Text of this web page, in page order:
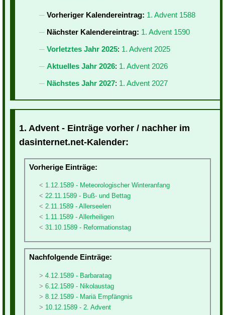
Vorheriger Kalendereintrag: 1. Advent 1588
Nächster Kalendereintrag: 1. Advent 1590
Vorletztes Jahr 2025: 1. Advent 2025
Aktuelles Jahr 2026: 1. Advent 2026
Nächstes Jahr 2027: 1. Advent 2027
1. Advent - Einträge vorher / nachher im
dasinternet.net-Kalender:
Vorherige Einträge:
1.12.1589 - Meteorologischer Winteranfang
22.11.1589 - Buß- und Bettag
2.11.1589 - Allerseelen
1.11.1589 - Allerheiligen
31.10.1589 - Reformationstag
Nachfolgende Einträge:
4.12.1589 - Barbaratag
6.12.1589 - Nikolaustag
8.12.1589 - Mariä Empfängnis
10.12.1589 - 2. Advent